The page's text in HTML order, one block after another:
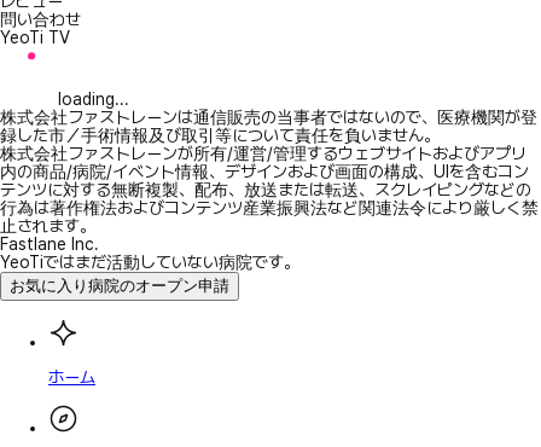
問い合わせ
YeoTi TV
loading...
株式会社ファストレーンは通信販売の当事者ではないので、医療機関が登
録した市／手術情報及び取引等について責任を負いません。
株式会社ファストレーンが所有/運営/管理するウェブサイトおよびアプリ
内の商品/病院/イベント情報、デザインおよび画面の構成、UIを含むコン
テンツに対する無断複製、配布、放送または転送、スクレイピングなどの
行為は著作権法およびコンテンツ産業振興法など関連法令により厳しく禁
止されます。
Fastlane Inc.
YeoTiではまだ活動していない病院です。
お気に入り病院のオープン申請
ホーム